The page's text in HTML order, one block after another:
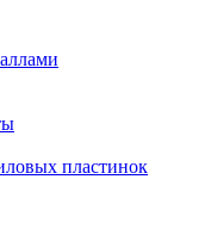
пластинок